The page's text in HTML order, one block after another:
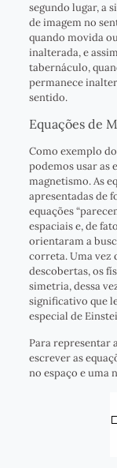
segundo lugar, a
de imagem no
quando movida
inalterada, e
tabernáculo,
permanece
sentido.
Equações de
Como exemplo
podemos usar as
magnetismo. As
apresentadas de
equações
espaciais e, de
orientaram a
correta. Uma vez
descobertas, os
simetria, dessa
significativo que
especial de
Para representar
escrever as
no espaço e uma